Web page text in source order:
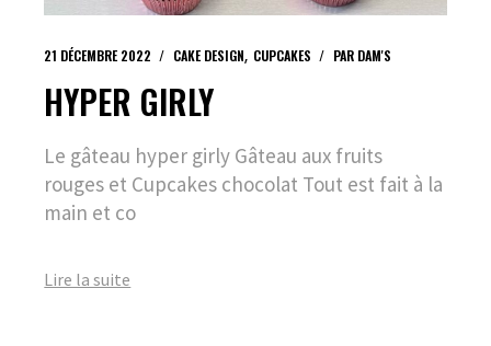
21 DÉCEMBRE 2022 CAKE DESIGN CUPCAKES PAR DAM'S
HYPER GIRLY
Le gâteau hyper girly Gâteau aux fruits
rouges et Cupcakes chocolat Tout est fait à la
main et co
Lire la suite